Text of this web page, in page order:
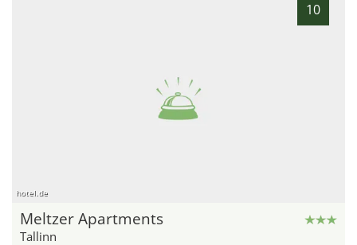
10
hotel.de
Meltzer Apartments
Tallinn